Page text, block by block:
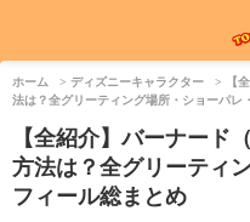
ホーム ディズニーキャラクター
【
法は？全グリーティング場所・ショーパレ
【全紹介】バーナード
方法は？全グリーティ
フィール総まとめ